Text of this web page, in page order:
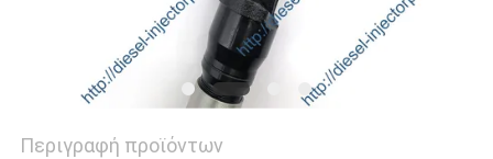
Περιγραφή προϊόντων